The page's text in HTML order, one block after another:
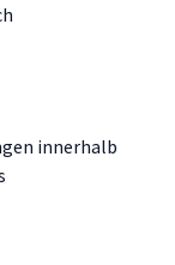
innerhalb